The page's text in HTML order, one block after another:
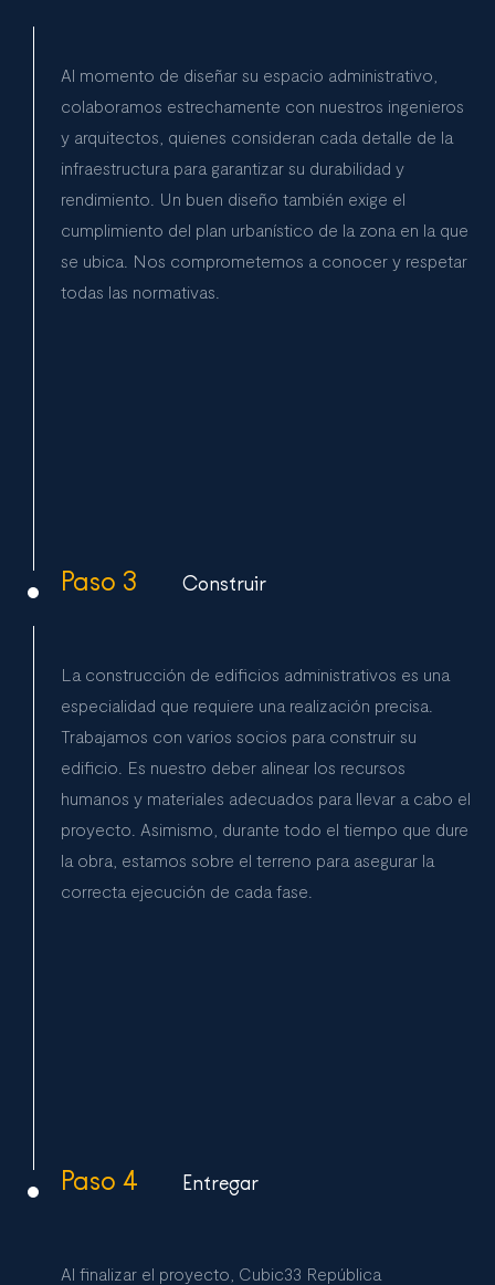
Al momento de diseñar su espacio administrativo,
colaboramos estrechamente con nuestros ingenieros
y arquitectos, quienes consideran cada detalle de la
infraestructura para garantizar su durabilidad y
rendimiento. Un buen diseño también exige el
cumplimiento del plan urbanístico de la zona en la que
se ubica. Nos comprometemos a conocer y respetar
todas las normativas.
Paso 3 Construir
La construcción de edificios administrativos es una
especialidad que requiere una realización precisa.
Trabajamos con varios socios para construir su
edificio. Es nuestro deber alinear los recursos
humanos y materiales adecuados para llevar a cabo el
proyecto. Asimismo, durante todo el tiempo que dure
la obra, estamos sobre el terreno para asegurar la
correcta ejecución de cada fase.
Paso 4 Entregar
Al finalizar el proyecto, Cubic33 República